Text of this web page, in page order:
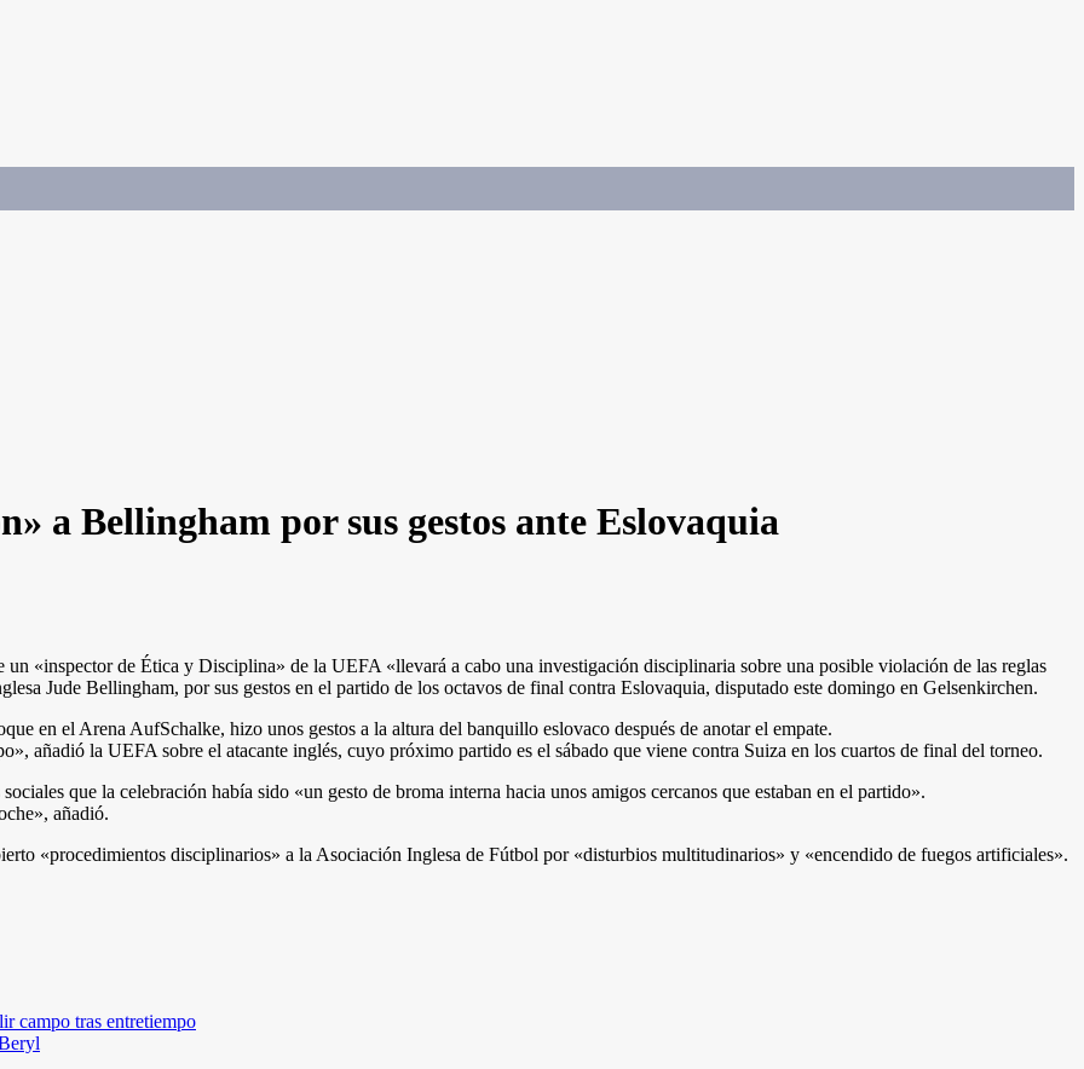
a Bellingham por sus gestos ante Eslovaquia
«inspector de Ética y Disciplina» de la UEFA «llevará a cabo una investigación disciplinaria sobre una posible violación de las reglas
Jude Bellingham, por sus gestos en el partido de los octavos de final contra Eslovaquia, disputado este domingo en Gelsenkirchen.
en el Arena AufSchalke, hizo unos gestos a la altura del banquillo eslovaco después de anotar el empate.
añadió la UEFA sobre el atacante inglés, cuyo próximo partido es el sábado que viene contra Suiza en los cuartos de final del torneo.
que la celebración había sido «un gesto de broma interna hacia unos amigos cercanos que estaban en el partido».
añadió.
«procedimientos disciplinarios» a la Asociación Inglesa de Fútbol por «disturbios multitudinarios» y «encendido de fuegos artificiales».
campo tras entretiempo